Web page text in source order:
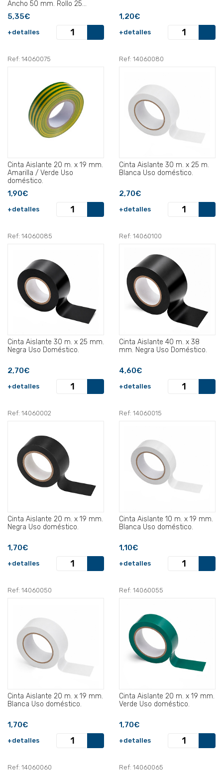
Ancho 50 mm. Rollo 25
Metros.
5,35€
+detalles
1,20€
+detalles
Ref: 14060075
Cinta Aislante 20 m. x 19 mm.
Amarilla / Verde Uso
doméstico.
1,90€
+detalles
Ref: 14060080
Cinta Aislante 30 m. x 25 m.
Blanca Uso doméstico.
2,70€
+detalles
Ref: 14060085
Cinta Aislante 30 m. x 25 mm.
Negra Uso Doméstico.
2,70€
+detalles
Ref: 14060100
Cinta Aislante 40 m. x 38
mm. Negra Uso Doméstico.
4,60€
+detalles
Ref: 14060002
Cinta Aislante 20 m. x 19 mm.
Negra Uso doméstico.
1,70€
+detalles
Ref: 14060015
Cinta Aislante 10 m. x 19 mm.
Blanca Uso doméstico.
1,10€
+detalles
Ref: 14060050
Cinta Aislante 20 m. x 19 mm.
Blanca Uso doméstico.
1,70€
+detalles
Ref: 14060055
Cinta Aislante 20 m. x 19 mm.
Verde Uso doméstico.
1,70€
+detalles
Ref: 14060060 Ref: 14060065